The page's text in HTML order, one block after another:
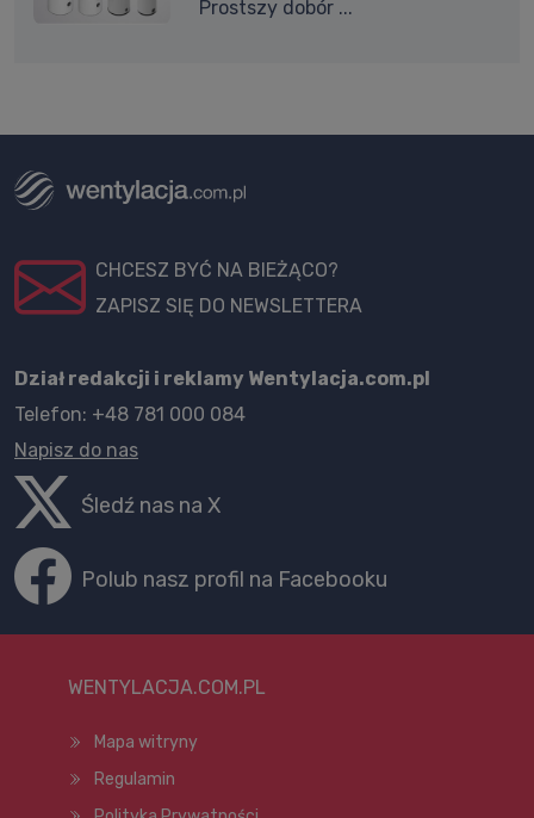
Prostszy dobór ...
CHCESZ BYĆ NA BIEŻĄCO?
ZAPISZ SIĘ DO NEWSLETTERA
Dział redakcji i reklamy Wentylacja.com.pl
Telefon: +48 781 000 084
Napisz do nas
Śledź nas na X
Polub nasz profil na Facebooku
WENTYLACJA.COM.PL
Mapa witryny
Regulamin